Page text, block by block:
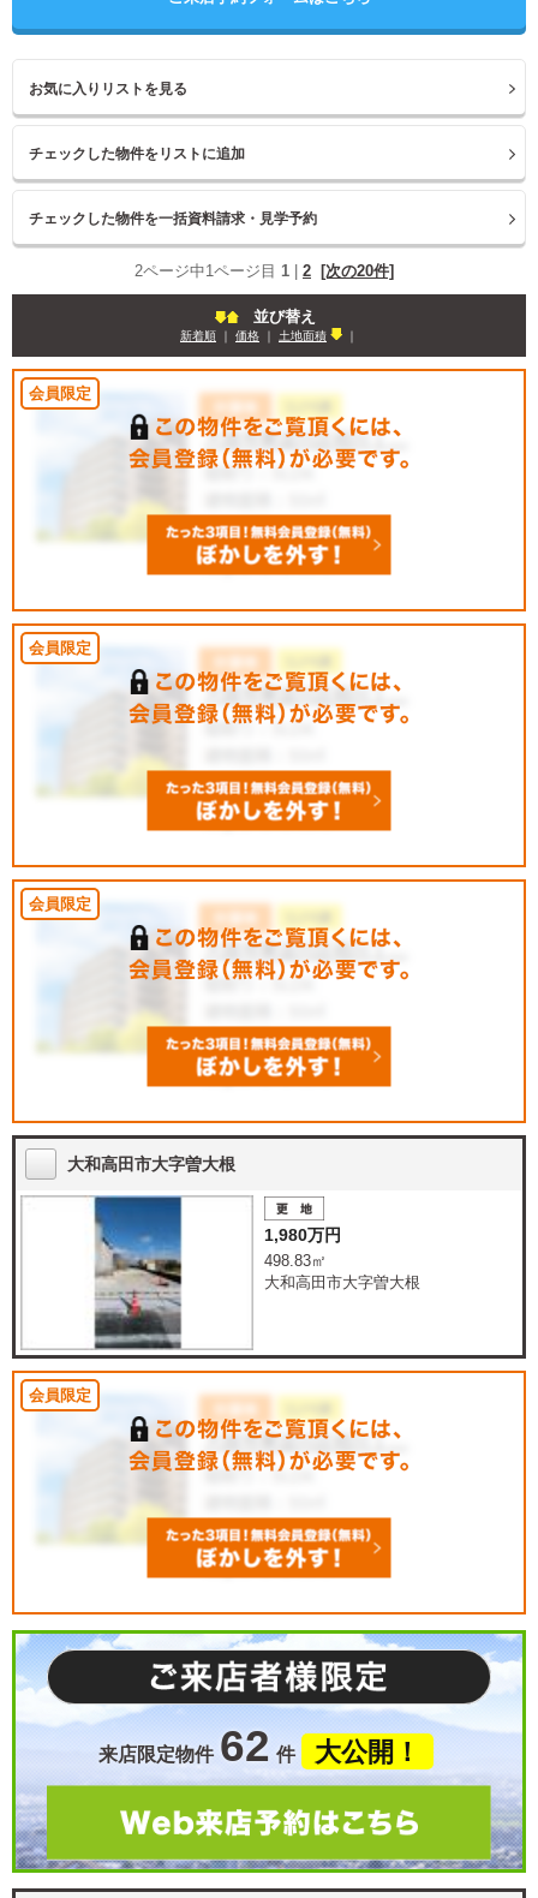
お気に入りリストを見る
2ページ中1ページ目 1 | 2 [次の20件]
並び替え
新着順 ｜ 価格 ｜ 土地面積 ｜
大和高田市大字曽大根
1,980万円
498.83㎡
大和高田市大字曽大根
来店限定物件 62 件 大公開！